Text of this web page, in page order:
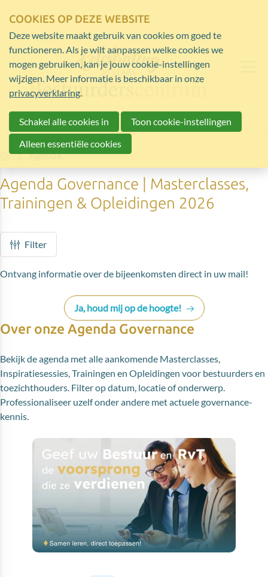
HomeAgenda
Agenda Governance | Masterclasses,
Trainingen & Opleidingen 2026
Over onze Agenda Governance
Bekijk de agenda met alle aankomende Masterclasses,
Inspiratiesessies, Trainingen en Opleidingen voor bestuurders en
toezichthouders. Filter op datum, locatie of onderwerp.
Professionaliseer uzelf onder andere met actuele governance-
kennis.
Filter
Ontvang informatie over de bijeenkomsten direct in uw mail!
Ja, houd mij op de hoogte!
COOKIES OP DEZE WEBSITE
Deze website maakt gebruik van cookies om goed te
functioneren. Als je wilt aanpassen welke cookies we
mogen gebruiken, kan je jouw cookie-instellingen
wijzigen. Meer informatie is beschikbaar in onze
privacyverklaring.
Schakel alle cookies in
Toon cookie-instellingen
Alleen essentiële cookies